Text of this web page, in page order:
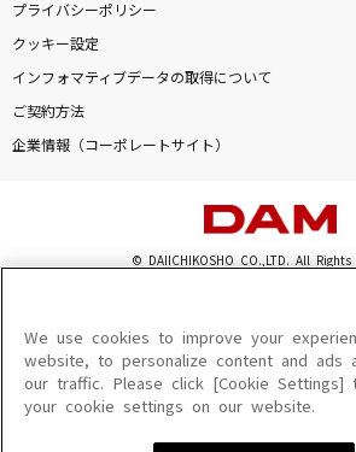
プライバシーポリシー
クッキー設定
インフォマティブデータの取得について
ご契約方法
企業情報（コーポレートサイト）
© DAIICHIKOSHO CO.,LTD. All Rights
このサイトに掲載されている一切の文章・画像・写真・
を問わず、著作権法の定める範囲を超えて無断で複製、
を禁じます。
楽曲及びコンテンツは、機種によりご利用いただけない
楽曲及びコンテンツの配信日、配信内容が変更になる場合
We use cookies to improve your
website, to personalize content and ads
our traffic. Please click [Cookie Settings]
your cookie settings on our website.